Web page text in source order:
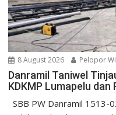
8 August 2026 Pelopor
Danramil Taniwel
KDKMP Lumapelu dan
SBB PW Danramil